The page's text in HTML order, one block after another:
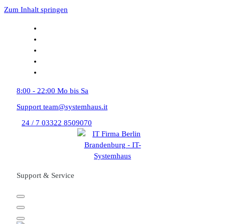
Zum Inhalt springen
8:00 - 22:00 Mo bis Sa
Support team@systemhaus.it
24 / 7 03322 8509070
Support & Service